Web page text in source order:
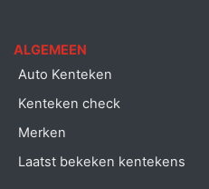
ALGEMEEN
Auto Kenteken
Kenteken check
Merken
Laatst bekeken kentekens